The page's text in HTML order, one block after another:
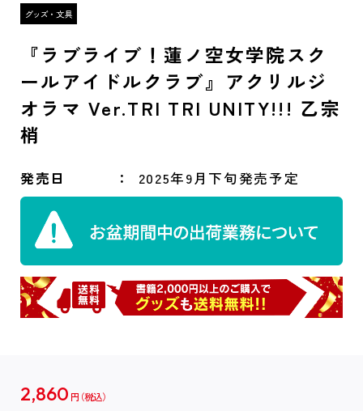
『ラブライブ！蓮ノ空女学院スク
ールアイドルクラブ』アクリルジ
オラマ Ver.TRI TRI UNITY!!! 乙宗
梢
発売日 2025年9月下旬発売予定
2,860 円